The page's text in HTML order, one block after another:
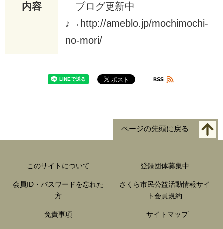
内容 ブロ グ更新中
♪ → http://amebo.jp/mochimochi-
no-mori/
ページの先頭に戻る
このサイトについて 登録団体募集中
会員ID・パスワードを忘れた
方
さくら市民公益活動情報サイ
ト会員規約
免責事項 サイトマップ